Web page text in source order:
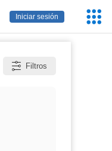
Iniciar sesión
Filtros